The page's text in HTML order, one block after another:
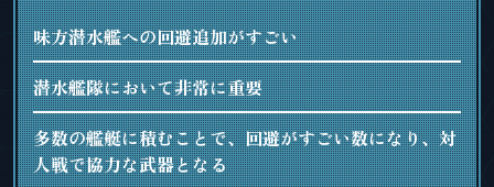
味方潜水艦への回避追加がすごい
潜水艦隊において非常に重要
多数の艦艇に積むことで、回避がすごい数になり、対
人戦で協力な武器となる